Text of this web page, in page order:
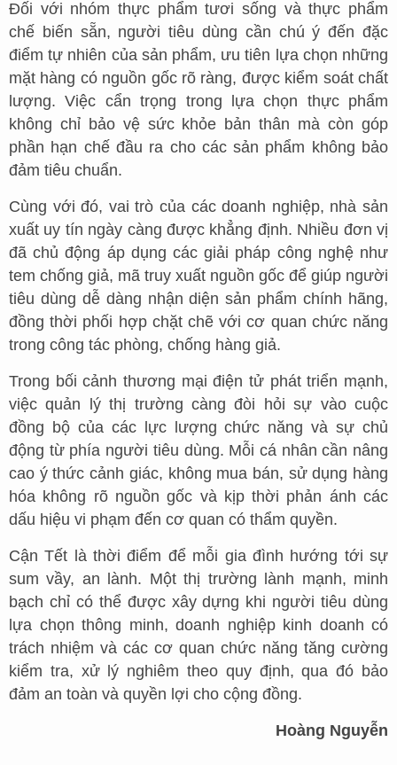
Đối với nhóm thực phẩm tươi sống và thực phẩm
chế biến sẵn, người tiêu dùng cần chú ý đến đặc
điểm tự nhiên của sản phẩm, ưu tiên lựa chọn những
mặt hàng có nguồn gốc rõ ràng, được kiểm soát chất
lượng. Việc cẩn trọng trong lựa chọn thực phẩm
không chỉ bảo vệ sức khỏe bản thân mà còn góp
phần hạn chế đầu ra cho các sản phẩm không bảo
đảm tiêu chuẩn.
Cùng với đó, vai trò của các doanh nghiệp, nhà sản
xuất uy tín ngày càng được khẳng định. Nhiều đơn vị
đã chủ động áp dụng các giải pháp công nghệ như
tem chống giả, mã truy xuất nguồn gốc để giúp người
tiêu dùng dễ dàng nhận diện sản phẩm chính hãng,
đồng thời phối hợp chặt chẽ với cơ quan chức năng
trong công tác phòng, chống hàng giả.
Trong bối cảnh thương mại điện tử phát triển mạnh,
việc quản lý thị trường càng đòi hỏi sự vào cuộc
đồng bộ của các lực lượng chức năng và sự chủ
động từ phía người tiêu dùng. Mỗi cá nhân cần nâng
cao ý thức cảnh giác, không mua bán, sử dụng hàng
hóa không rõ nguồn gốc và kịp thời phản ánh các
dấu hiệu vi phạm đến cơ quan có thẩm quyền.
Cận Tết là thời điểm để mỗi gia đình hướng tới sự
sum vầy, an lành. Một thị trường lành mạnh, minh
bạch chỉ có thể được xây dựng khi người tiêu dùng
lựa chọn thông minh, doanh nghiệp kinh doanh có
trách nhiệm và các cơ quan chức năng tăng cường
kiểm tra, xử lý nghiêm theo quy định, qua đó bảo
đảm an toàn và quyền lợi cho cộng đồng.
Hoàng Nguyễn